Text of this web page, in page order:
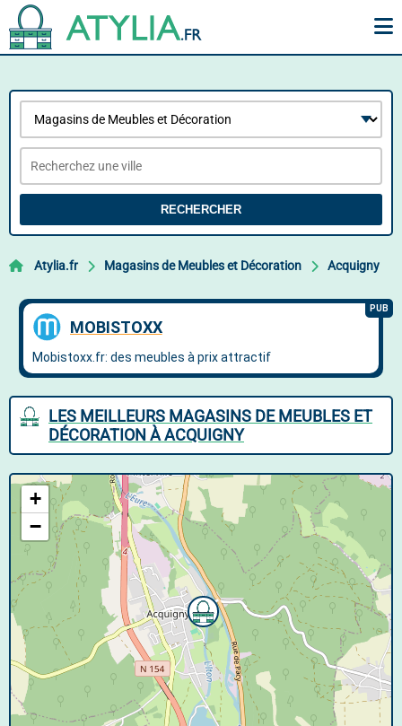
RECHERCHER
Atylia.fr Magasins de Meubles et Décoration Acquigny
LES MEILLEURS MAGASINS DE MEUBLES ET
DÉCORATION À ACQUIGNY
+
−